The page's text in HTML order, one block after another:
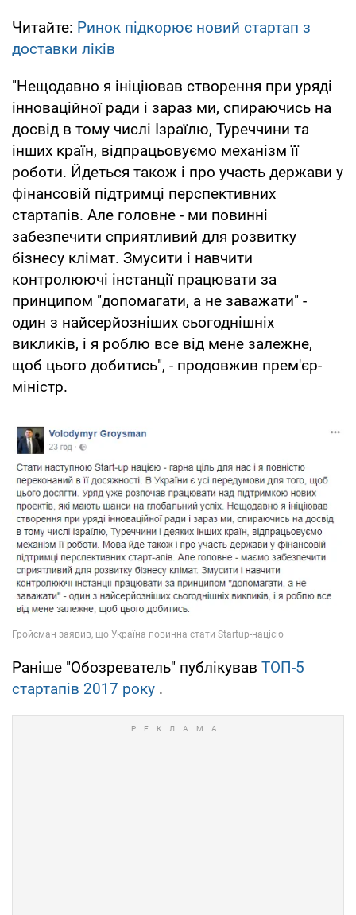
Читайте: Ринок підкорює новий стартап з
доставки ліків
"Нещодавно я ініціював створення при уряді
інноваційної ради і зараз ми, спираючись на
досвід в тому числі Ізраїлю, Туреччини та
інших країн, відпрацьовуємо механізм її
роботи. Йдеться також і про участь держави у
фінансовій підтримці перспективних
стартапів. Але головне - ми повинні
забезпечити сприятливий для розвитку
бізнесу клімат. Змусити і навчити
контролюючі інстанції працювати за
принципом "допомагати, а не заважати" -
один з найсерйозніших сьогоднішніх
викликів, і я роблю все від мене залежне,
щоб цього добитись", - продовжив прем'єр-
міністр.
Раніше "Обозреватель" публікував ТОП-5
стартапів 2017 року .